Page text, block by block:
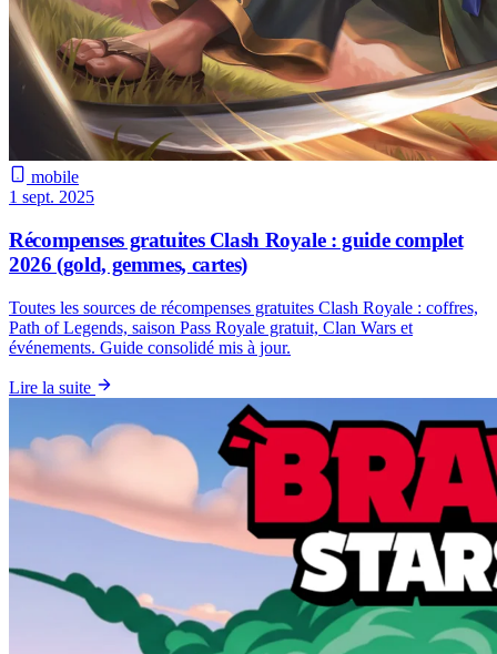
mobile
1 sept. 2025
Récompenses gratuites Clash Royale : guide complet
2026 (gold, gemmes, cartes)
Toutes les sources de récompenses gratuites Clash Royale : coffres,
Path of Legends, saison Pass Royale gratuit, Clan Wars et
événements. Guide consolidé mis à jour.
Lire la suite